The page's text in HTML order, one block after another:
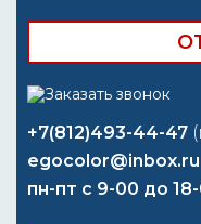
+7(812)493-44-47
egocolor@inbox.ru
пн-пт с 9-00 до